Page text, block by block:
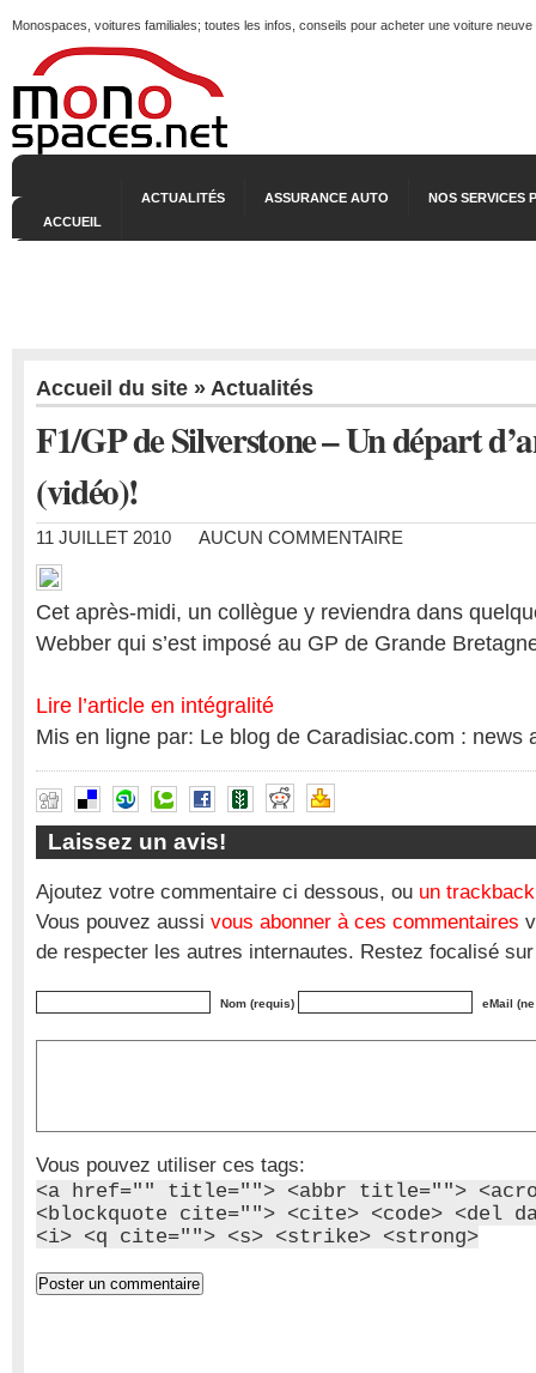
Monospaces, voitures familiales; toutes les infos, conseils pour acheter une voiture
ACCUEIL
ACTUALITÉS ASSURANCE AUTO NOS SERVICES
Accueil du site » Actualités
F1/GP de Silverstone – Un départ
(vidéo)!
11 JUILLET 2010 AUCUN COMMENTAIRE
Cet après-midi, un collègue y reviendra dans
Webber qui s’est imposé au GP de Grande
Lire l’article en intégralité
Mis en ligne par: Le blog de Caradisiac.com : news
Laissez un avis!
Ajoutez votre commentaire ci dessous, ou un trackback
Vous pouvez aussi vous abonner à ces commentaires
de respecter les autres internautes. Restez focalisé
Nom (requis) eMail
Vous pouvez utiliser ces tags:
<a href="" title=""> <abbr title="">
<blockquote cite=""> <cite> <code> <del
<i> <q cite=""> <s> <strike> <strong>